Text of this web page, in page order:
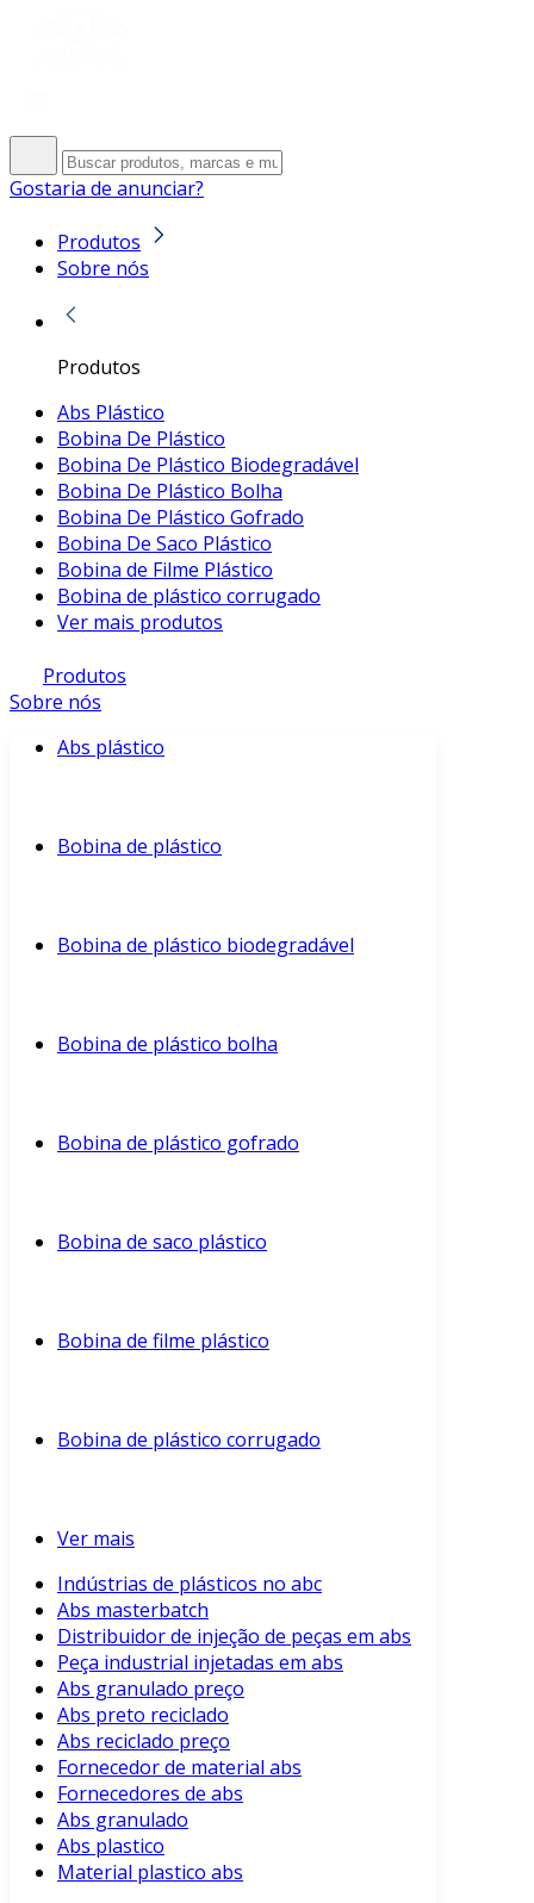
Gostaria de anunciar?
Produtos
Sobre nós
Produtos
Abs Plástico
Bobina De Plástico
Bobina De Plástico Biodegradável
Bobina De Plástico Bolha
Bobina De Plástico Gofrado
Bobina De Saco Plástico
Bobina de Filme Plástico
Bobina de plástico corrugado
Ver mais produtos
Produtos
Sobre nós
Abs plástico
Bobina de plástico
Bobina de plástico biodegradável
Bobina de plástico bolha
Bobina de plástico gofrado
Bobina de saco plástico
Bobina de filme plástico
Bobina de plástico corrugado
Ver mais
Indústrias de plásticos no abc
Abs masterbatch
Distribuidor de injeção de peças em abs
Peça industrial injetadas em abs
Abs granulado preço
Abs preto reciclado
Abs reciclado preço
Fornecedor de material abs
Fornecedores de abs
Abs granulado
Abs plastico
Material plastico abs